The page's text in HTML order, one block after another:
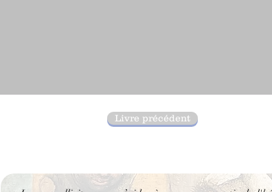
Livre précédent